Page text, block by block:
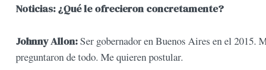
Noticias: ¿Qué le ofrecieron concretamente?
Johnny Allon: Ser gobernador en Buenos Aires en el 2015.
preguntaron de todo. Me quieren postular.